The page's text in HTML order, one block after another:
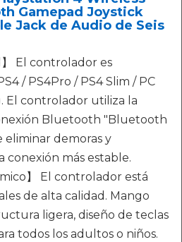
Gamepad Joystick
Jack de Audio de Seis
】 El controlador es
/ PS4Pro / PS4 Slim / PC
El controlador utiliza la
Bluetooth "Bluetooth
eliminar demoras y
conexión más estable.
】 El controlador está
de alta calidad. Mango
ligera, diseño de teclas
todos los adultos o niños.